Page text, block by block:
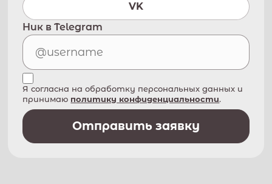
VK
Ник в Telegram
Я согласна на обработку персональных данных и
принимаю политику конфиденциальности.
Отправить заявку